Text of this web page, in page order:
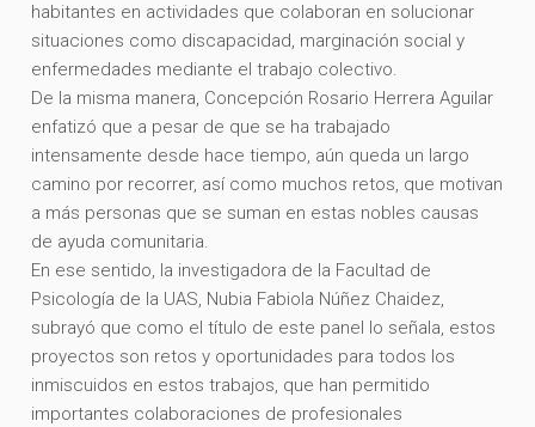
habitantes en actividades que colaboran en solucionar
situaciones como discapacidad, marginación social y
enfermedades mediante el trabajo colectivo.
De la misma manera, Concepción Rosario Herrera Aguilar
enfatizó que a pesar de que se ha trabajado
intensamente desde hace tiempo, aún queda un largo
camino por recorrer, así como muchos retos, que motivan
a más personas que se suman en estas nobles causas
de ayuda comunitaria.
En ese sentido, la investigadora de la Facultad de
Psicología de la UAS, Nubia Fabiola Núñez Chaidez,
subrayó que como el título de este panel lo señala, estos
proyectos son retos y oportunidades para todos los
inmiscuidos en estos trabajos, que han permitido
importantes colaboraciones de profesionales